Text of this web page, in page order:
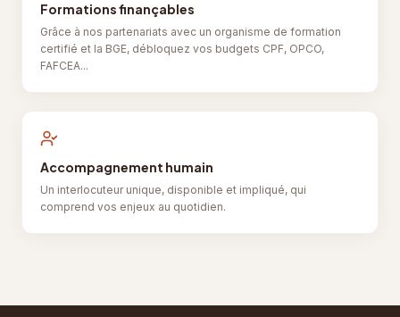
Formations finançables
Grâce à nos partenariats avec un organisme de formation
certifié et la BGE, débloquez vos budgets CPF, OPCO,
FAFCEA...
Accompagnement humain
Un interlocuteur unique, disponible et impliqué, qui
comprend vos enjeux au quotidien.